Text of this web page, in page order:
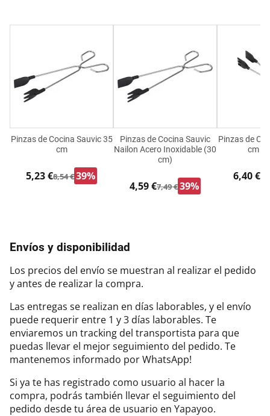
Pinzas de Cocina Sauvic 35
cm
5,23 €8,54 €39%
Pinzas de Cocina Sauvic
Nailon Acero Inoxidable (30
cm)
4,59 €7,49 €39%
Pinzas de
cm
6,40 €
Envíos y disponibilidad
Los precios del envío se muestran al realizar el pedido
y antes de realizar la compra.
Las entregas se realizan en días laborables, y el envío
puede requerir entre 1 y 3 días laborables. Te
enviaremos un tracking del transportista para que
puedas llevar el mejor seguimiento del pedido. Te
mantenemos informado por WhatsApp!
Si ya te has registrado como usuario al hacer la
compra, podrás también llevar el seguimiento del
pedido desde tu área de usuario en Yapayoo.